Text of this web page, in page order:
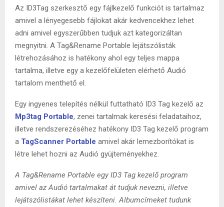
Az ID3Tag szerkesztő egy fájlkezelő funkciót is tartalmaz
amivel a lényegesebb fájlokat akár kedvencekhez lehet
adni amivel egyszerűbben tudjuk azt kategorizáltan
megnyitni. A Tag&Rename Portable lejátszólisták
létrehozásához is hatékony ahol egy teljes mappa
tartalma, illetve egy a kezelőfelületen elérhető Audió
tartalom menthető el.
Egy ingyenes telepítés nélkül futtatható ID3 Tag kezelő az
Mp3tag Portable, zenei tartalmak keresési feladataihoz,
illetve rendszerezéséhez hatékony ID3 Tag kezelő program
a TagScanner Portable amivel akár lemezborítókat is
létre lehet hozni az Audió gyüjteményekhez.
A Tag&Rename Portable egy ID3 Tag kezelő program
amivel az Audió tartalmakat át tudjuk nevezni, illetve
lejátszólistákat lehet készíteni. Albumcímeket tudunk